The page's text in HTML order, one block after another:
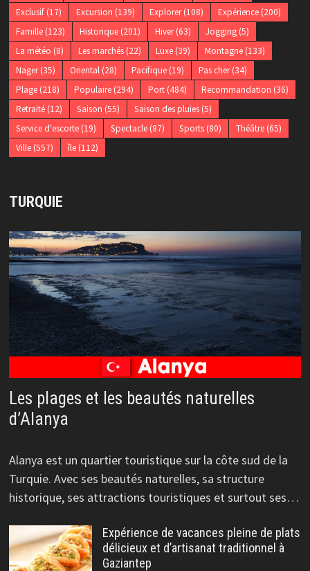
Exclusif(17) Excursion (139) Explorer(108) Expérience(200)
Famille(123) Historique(201) Hiver(63) Jogging(5)
La météo (8) Les marchés(22) Luxe(39) Montagne(133)
Nager(35) Oriental(28) Pacifique(19) Pas cher(34)
Plage(218) Populaire(294) Port(484) Recommandation (36)
Retraité(12) Saison (55) Saison des pluies(5)
Service d'escorte(19) Spectacle(87) Sports(80) Théâtre(65)
Ville(557) île(112)
TURQUIE
Les plages et les beautés naturelles
d’Alanya
Alanya est un quartier touristique sur la côte sud de la
Turquie. Avec ses beautés naturelles, sa structure
historique, ses attractions touristiques et surtout ses…
Expérience de vacances pleine de plats
délicieux et d’artisanat traditionnel à
Gaziantep